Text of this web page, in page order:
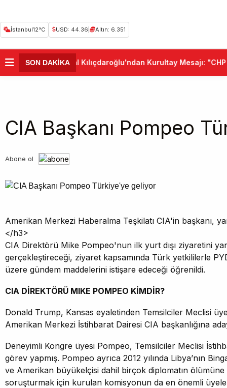
İstanbul12°C USD: 44.36 Altın: 6.351
SON DAKİKA
•Kemal Kılıçdaroğlu'ndan Kurultay Mesajı:
CIA Başkanı Pompeo
Abone ol
Amerikan Merkezi Haberalma Teşkilatı CIA'in başkanı,
</h3>
CIA Direktörü Mike Pompeo'nun ilk yurt dışı ziyaretini
gerçekleştireceği, ziyaret kapsamında Türk yetkililerle
üzere gündem maddelerini istişare edeceği öğrenildi.
CIA DİREKTÖRÜ MIKE POMPEO KİMDİR?
Donald Trump, Kansas eyaletinden Temsilciler Meclisi
Amerikan Merkezi İstihbarat Dairesi CIA başkanlığına
Deneyimli Kongre üyesi Pompeo, Temsilciler Meclisi
görev yapmış. Pompeo ayrıca 2012 yılında Libya’nın
ve Amerikan büyükelçisi dahil birçok diplomatın ölümüne
soruşturmak için kurulan komisyonun da en önemli